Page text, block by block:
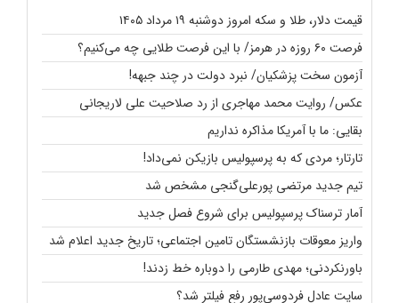
قیمت دلار، طلا و سکه امروز دوشنبه ۱۹ مرداد ۱۴۰۵
فرصت ۶۰ روزه در هرمز/ با این فرصت طلایی چه می‌کنیم؟
آزمون سخت پزشکیان/ نبرد دولت در چند جبهه!
عکس/ روایت محمد مهاجری از رد صلاحیت علی لاریجانی
بقایی: ما با آمریکا مذاکره نداریم
تارتار؛‌ مردی که به پرسپولیس بازیکن نمی‌داد!
تیم جدید مرتضی پورعلی‌گنجی مشخص شد
آمار ترسناک پرسپولیس برای شروع فصل جدید
واریز معوقات بازنشستگان تامین اجتماعی؛ تاریخ جدید اعلام شد
باورنکردنی؛ مهدی طارمی را دوباره خط زدند!
سایت عادل فردوسی‌پور رفع فیلتر شد؟